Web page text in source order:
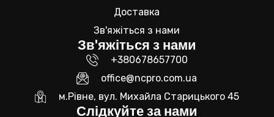
Доставка
Зв'яжіться з нами
Зв'яжіться з нами
+380678657700
office@ncpro.com.ua
м.Рівне, вул. Михайла Старицького 45
Слідкуйте за нами